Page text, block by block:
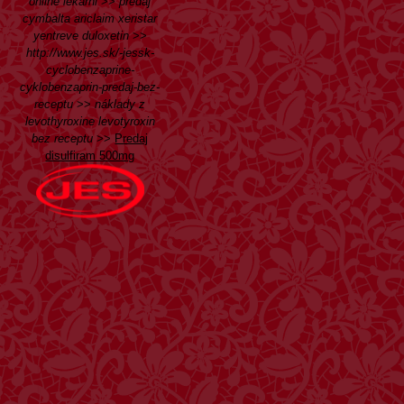
cymbalta ariclaim xeristar
yentreve duloxetin>>
http://www.jes.sk/-jessk-
cyclobenzaprine-
cyklobenzaprin-predaj-bez-
receptu>>náklady z
levothyroxine levotyroxin
bez receptu>> Predaj
disulfiram 500mg